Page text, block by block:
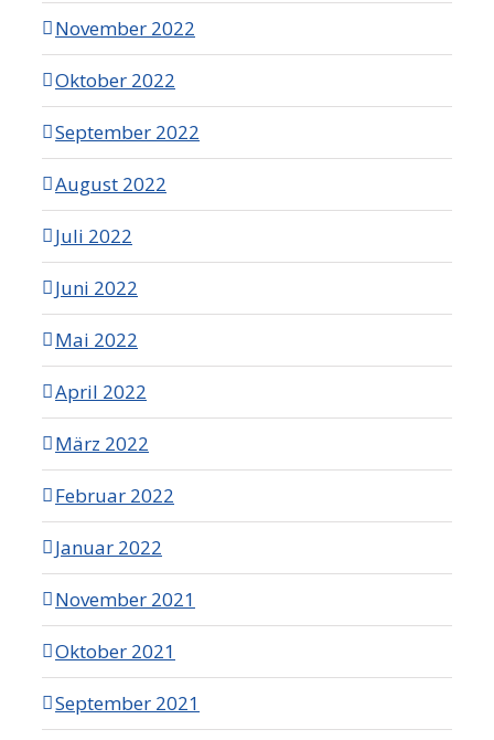
November 2022
Oktober 2022
September 2022
August 2022
Juli 2022
Juni 2022
Mai 2022
April 2022
März 2022
Februar 2022
Januar 2022
November 2021
Oktober 2021
September 2021